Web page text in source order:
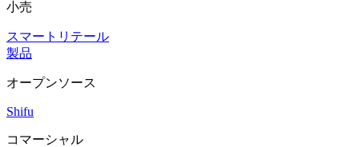
小売
スマートリテール
製品
オープンソース
Shifu
コマーシャル